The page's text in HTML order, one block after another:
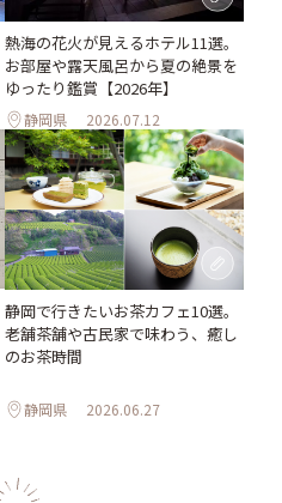
熱海の花火が見えるホテル11選。
お部屋や露天風呂から夏の絶景を
ゆったり鑑賞【2026年】
静岡県 2026.07.12
静岡で行きたいお茶カフェ10選。
老舗茶舗や古民家で味わう、癒し
のお茶時間
静岡県 2026.06.27